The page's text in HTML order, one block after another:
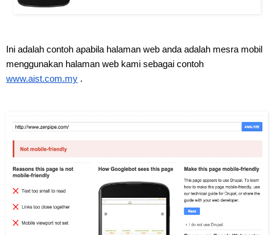
Ini adalah contoh apabila halaman web anda adalah mesra mobil
www.aist.com.my .